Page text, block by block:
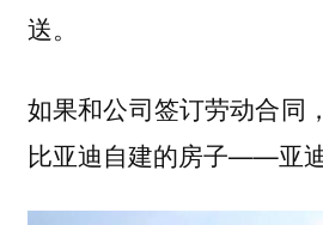
送。
如果和公司签订劳动合同
比亚迪自建的房子——亚迪